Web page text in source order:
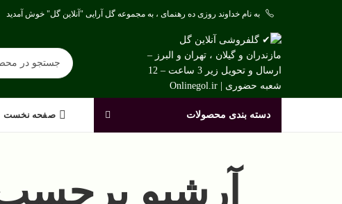
به نام خداوند روزی ده رهنمای ، به مجموعه گل آرایی "آنلاین گل" خوش آمدید
دسته بندی محصولات صفحه نخست
آرشیو